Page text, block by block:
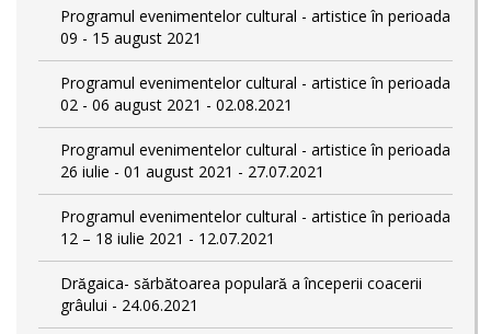
Programul evenimentelor cultural - artistice în perioada
09 - 15 august 2021
Programul evenimentelor cultural - artistice în perioada
02 - 06 august 2021 - 02.08.2021
Programul evenimentelor cultural - artistice în perioada
26 iulie - 01 august 2021 - 27.07.2021
Programul evenimentelor cultural - artistice în perioada
12 – 18 iulie 2021 - 12.07.2021
Drăgaica- sărbătoarea populară a începerii coacerii
grâului - 24.06.2021